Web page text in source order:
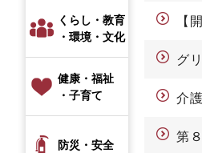
くらし・教育
・環境・文化
健康・福祉
・子育て
防災・安全
【
グ
介
第